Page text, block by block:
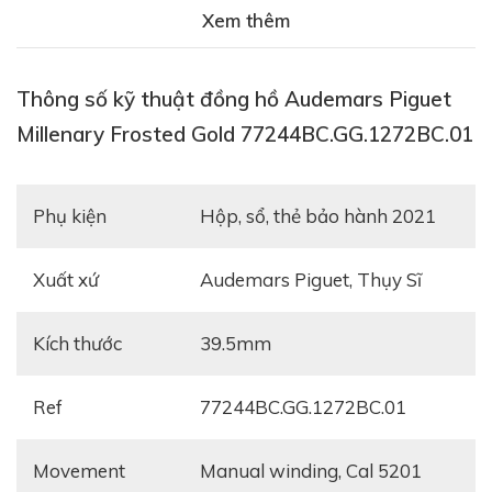
77244BC.GG.1272BC.01Xem thêm
Thông số kỹ thuật đồng hồ Audemars Piguet
Millenary Frosted Gold 77244BC.GG.1272BC.01
Phụ kiện hộp, sổ, thẻ bảo hành 2021
Xuất xứ Audemars Piguet, Thụy Sĩ
Kích thước 39.5mm
Ref 77244BC.GG.1272BC.01
Movement manual winding, Cal 5201